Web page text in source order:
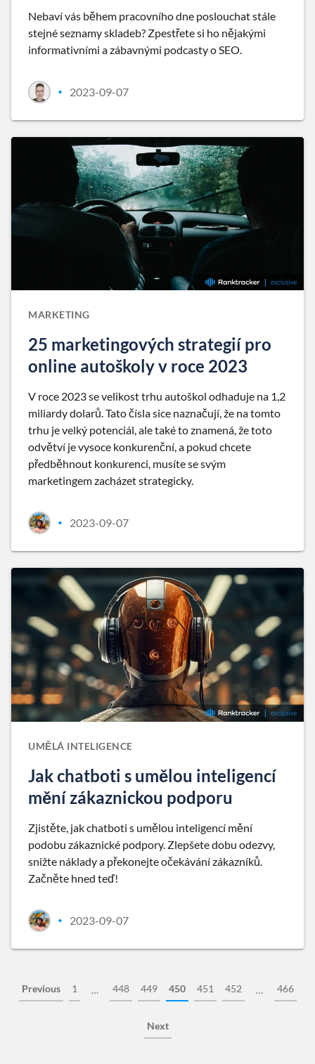
Nebaví vás během pracovního dne poslouchat stále
stejné seznamy skladeb? Zpestřete si ho nějakými
informativními a zábavnými podcasty o SEO.
• 2023-09-07
MARKETING
25 marketingových strategií pro
online autoškoly v roce 2023
V roce 2023 se velikost trhu autoškol odhaduje na 1,2
miliardy dolarů. Tato čísla sice naznačují, že na tomto
trhu je velký potenciál, ale také to znamená, že toto
odvětví je vysoce konkurenční, a pokud chcete
předběhnout konkurenci, musíte se svým
marketingem zacházet strategicky.
• 2023-09-07
UMĚLÁ INTELIGENCE
Jak chatboti s umělou inteligencí
mění zákaznickou podporu
Zjistěte, jak chatboti s umělou inteligencí mění
podobu zákaznické podpory. Zlepšete dobu odezvy,
snižte náklady a překonejte očekávání zákazníků.
Začněte hned teď!
• 2023-09-07
Previous 1 … 448 449 450 451 452 … 466
Next